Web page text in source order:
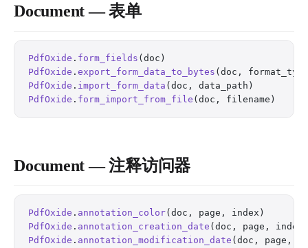
Document — 表单
PdfOxide . form_fields
PdfOxide . export_form_data_to_bytes (doc,
PdfOxide . import_form_data (doc,
PdfOxide . form_import_from_file (doc,
Document — 注释访问器
PdfOxide . annotation_color(doc, page,
PdfOxide . annotation_creation_date (doc, page,
PdfOxide . annotation_modification_date (doc, page,